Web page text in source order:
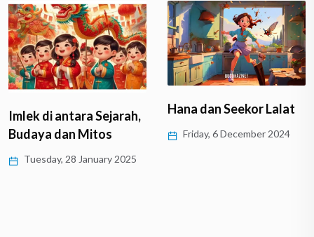
Imlek di antara Sejarah,
Budaya dan Mitos
Tuesday, 28 January 2025
Hana dan Seekor Lalat
Friday, 6 December 2024